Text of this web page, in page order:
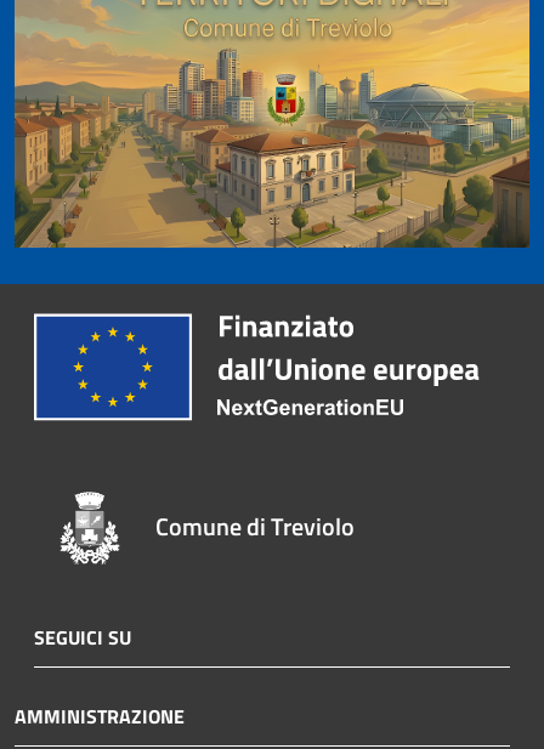
Comune di Treviolo
SEGUICI SU
AMMINISTRAZIONE